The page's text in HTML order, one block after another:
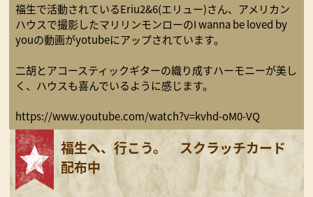
福生で活動されているEriu2&6(エリュー)さん、アメリカン
ハウスで撮影したマリリンモンローのI wanna be loved by
youの動画がyotubeにアップされています。
二胡とアコースティックギターの織り成すハーモニーが美し
く、ハウスも喜んでいるように感じます。
https://www.youtube.com/watch?v=kvhd-oM0-VQ
福生へ、行こう。 スクラッチカード
配布中